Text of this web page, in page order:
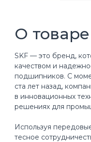
О товаре
SKF — это бренд,
качеством и
подшипников. С
ста лет назад,
в инновационных
решениях для
Используя
тесное